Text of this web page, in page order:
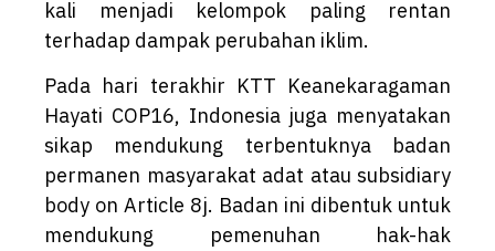
kali menjadi kelompok paling rentan
terhadap dampak perubahan iklim.
Pada hari terakhir KTT Keanekaragaman
Hayati COP16, Indonesia juga menyatakan
sikap mendukung terbentuknya badan
permanen masyarakat adat atau subsidiary
body on Article 8j. Badan ini dibentuk untuk
mendukung pemenuhan hak-hak